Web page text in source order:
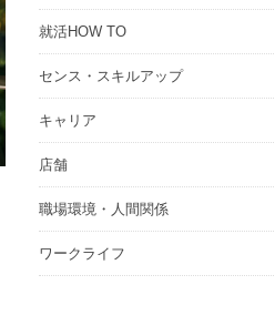
就活HOW TO
センス・スキルアップ
キャリア
店舗
職場環境・人間関係
ワークライフ